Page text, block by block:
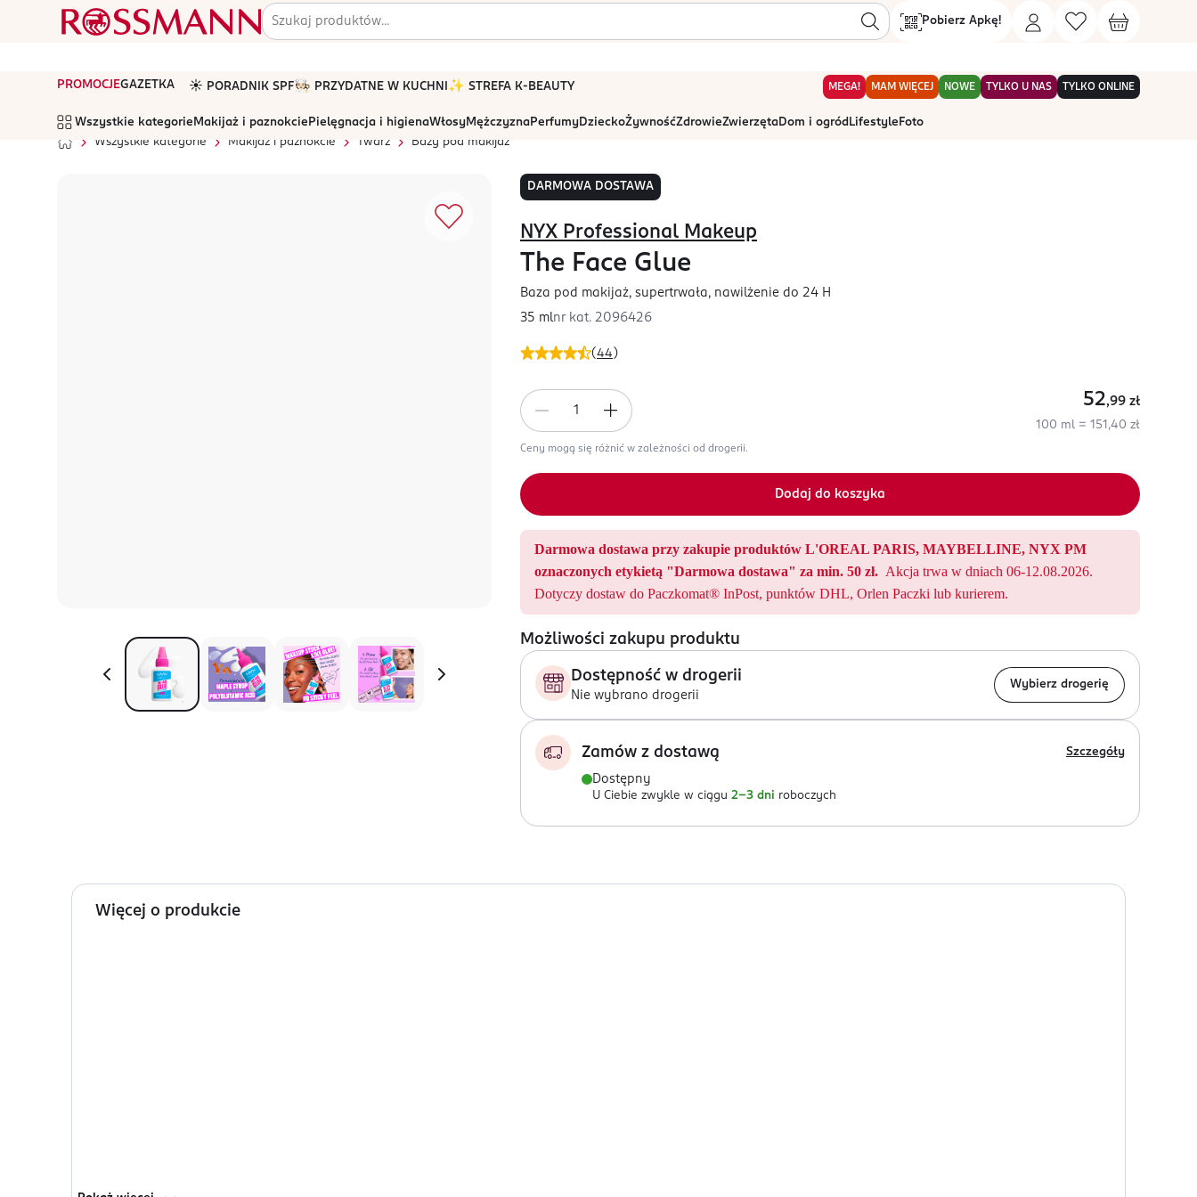
Pobierz Apkę!
PROMOCJEGAZETKA ☀️ PORADNIK SPF🧑🏻‍🍳 PRZYDATNE W KUCHNI ✨ STREFA K-BEAUTY MEGA! MAM WIĘCEJ NOWE TYLKO U NAS TYLKO ONLINE
Wszystkie kategorie Makijaż i paznokcie Pielęgnacja i higienaWłosyMężczyznaPerfumyDzieckoŻywnośćZdrowieZwierzętaDom i ogród Lifestyle Foto
Wszystkie kategorie
Makijaż i paznokcie Twarz Bazy pod makijaż
DARMOWA DOSTAWA
(44 )
NYX Professional Makeup
The Face Glue
Baza pod makijaż, supertrwała, nawilżenie do 24 H
35 mlnr kat. 2096426
52,99 zł
100 ml = 151,40 zł
Ceny mogą się różnić w zależności od drogerii.
Dodaj do koszyka
Darmowa dostawa przy zakupie produktów L'OREAL PARIS, MAYBELLINE, NYX PM
oznaczonych etykietą "Darmowa dostawa" za min. 50 zł. Akcja trwa w dniach 06-12.08.2026.
Dotyczy dostaw do Paczkomat® InPost, punktów DHL, Orlen Paczki lub kurierem.
Możliwości zakupu produktu
Dostępność w drogerii
Nie wybrano drogerii
Wybierz drogerię
Zamów z dostawą Szczegóły
Dostępny
U Ciebie zwykle w ciągu 2-3 dni roboczych
Więcej o produkcie